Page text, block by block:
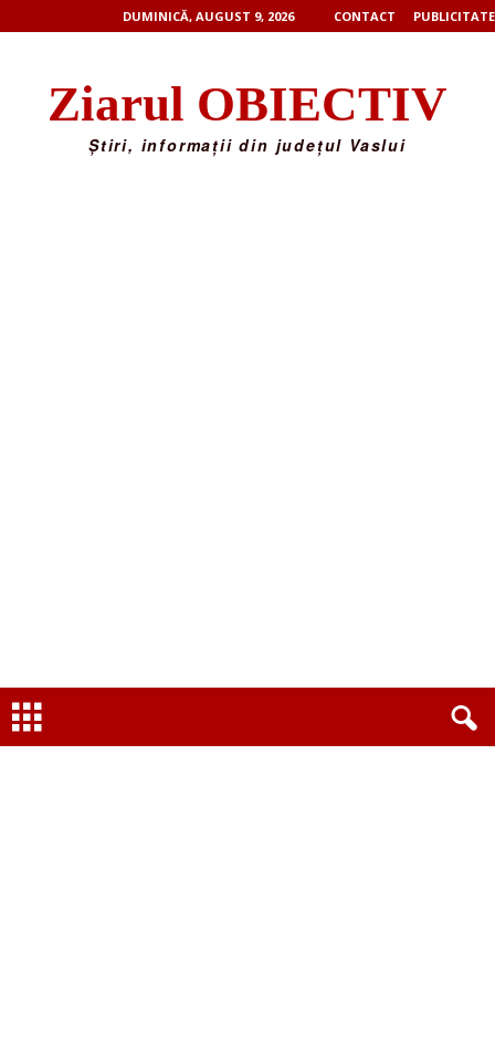
DUMINICĂ, AUGUST 9, 2026 CONTACT PUBLICITATE
Ziarul OBIECTIV
Știri, informații din județul Vaslui